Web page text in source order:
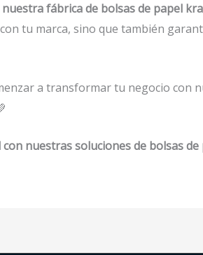
nuestra fábrica de bolsas de papel
tu marca, sino que también
a transformar tu negocio con
nuestras soluciones de bolsas